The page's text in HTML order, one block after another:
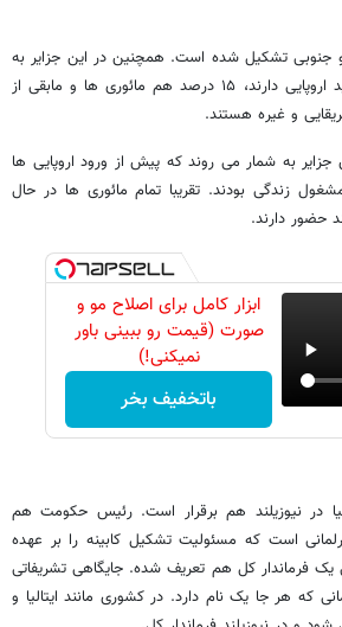
و جنوبی تشکیل شده است. همچنین در این جزایر به
جز ۷۸ درصدی که نژاد سفید اروپایی دارند، ۱۵ درصد هم مائوری ها و مابقی از
و غیره هستند.
جزایر به شمار می روند که پیش از ورود اروپایی ها
زندگی بودند. تقریبا تمام مائوری ها در حال
حضور دارند.
ابزار کامل برای اصلاح مو و
صورت (قیمت رو ببینی باور
نمیکنی!)
باتخفیف بخر
در نیوزیلند هم برقرار است. رئیس حکومت هم
است که مسئولیت تشکیل کابینه را بر عهده
یک فرماندار کل هم تعریف شده. جایگاهی تشریفاتی
که هر جا یک نام دارد. در کشوری مانند ایتالیا و